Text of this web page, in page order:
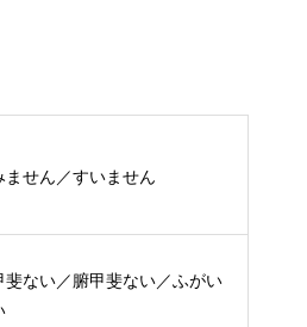
ません／すいません
斐ない／腑甲斐ない／ふがい